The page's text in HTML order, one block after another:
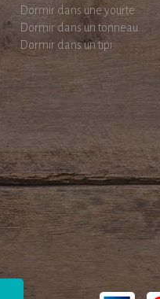
Dormir dans une yourte
Dormir dans un tonneau
Dormir dans un tipi